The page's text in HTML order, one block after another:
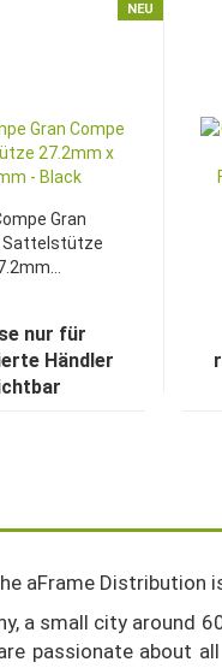
NEU
Gran
Sattelstütze
nur für
Händler
aFrame
a small city
passionate about